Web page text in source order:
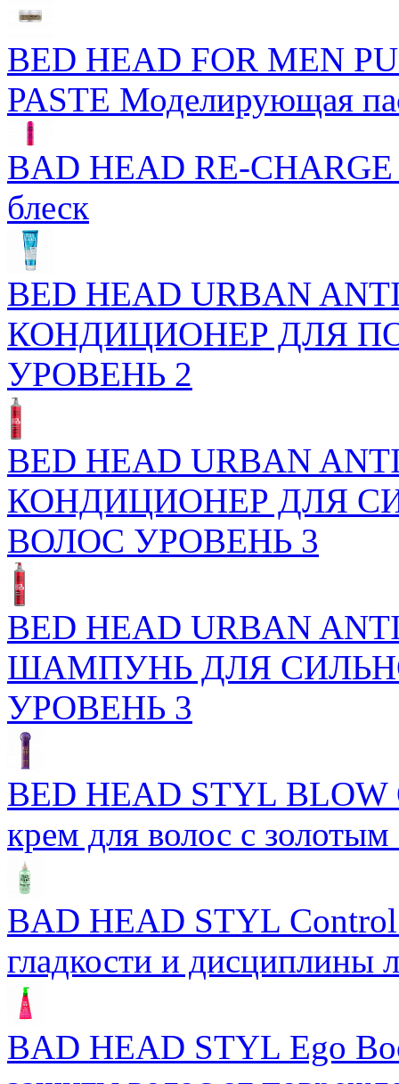
BED HEAD FOR MEN
PASTE Моделирующая
BAD HEAD RE-
блеск
BED HEAD URBAN
КОНДИЦИОНЕР ДЛЯ
УРОВЕНЬ 2
BED HEAD URBAN
КОНДИЦИОНЕР ДЛЯ
ВОЛОС УРОВЕНЬ 3
BED HEAD URBAN
ШАМПУНЬ ДЛЯ
УРОВЕНЬ 3
BED HEAD STYL
крем для волос с золотым
BAD HEAD STYL Control
гладкости и дисциплины
BAD HEAD STYL Ego